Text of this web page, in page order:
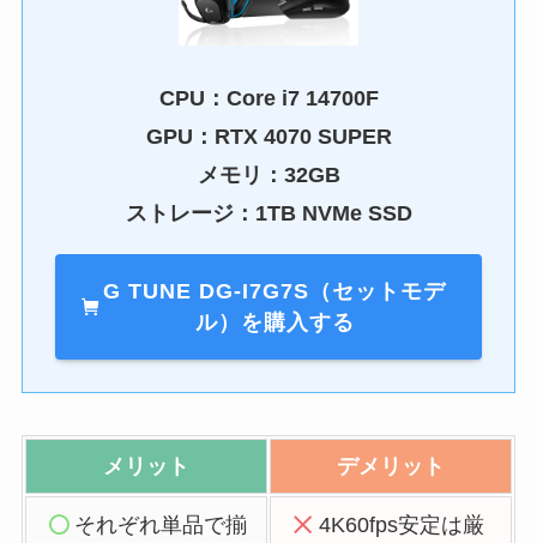
CPU： Core i7 14700F
GPU： RTX 4070 SUPER
メモリ：32GB
ストレージ：1TB NVMe SSD
G TUNE DG-I7G7S（セットモデ
ル）を購入する
メリット デメリット
それぞれ単品で揃
4K60fps安定は厳